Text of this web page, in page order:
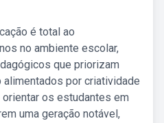
é total ao
no ambiente escolar,
que priorizam
por criatividade
os estudantes em
uma geração notável,